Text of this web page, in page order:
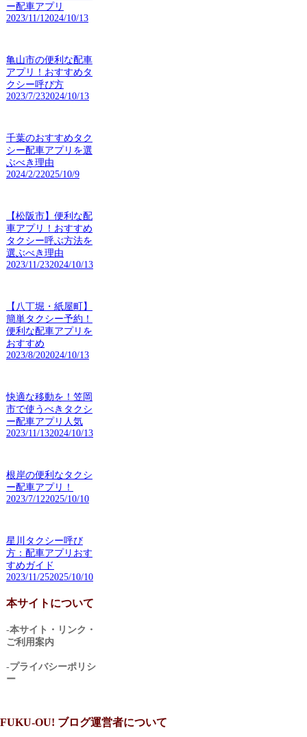
ー配車アプリ
2023/11/1 2024/10/13
亀山市の便利な配車
アプリ！おすすめタ
クシー呼び方
2023/7/232024/10/13
千葉のおすすめタク
シー配車アプリを選
ぶべき理由
2024/2/22025/10/9
【松阪市】便利な配
車アプリ！おすすめ
タクシー呼ぶ方法を
選ぶべき理由
2023/11/232024/10/13
【八丁堀・紙屋町】
簡単タクシー予約！
便利な配車アプリを
おすすめ
2023/8/202024/10/13
快適な移動を！笠岡
市で使うべきタクシ
ー配車アプリ人気
2023/11/132024/10/13
根岸の便利なタクシ
ー配車アプリ！
2023/7/122025/10/10
星川タクシー呼び
方：配車アプリおす
すめガイド
2023/11/252025/10/10
本サイトについて
-本サイト・リンク・
ご利用案内
-プライバシーポリシ
ー
FUKU-OU! ブログ運営者について